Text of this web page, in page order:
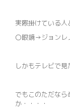
実際掛けている人
〇眼鏡→ジョン
しかもテレビで
でもこのただな
か・・・・